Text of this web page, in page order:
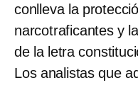
conlleva la
narcotraficantes y
de la letra
Los analistas que